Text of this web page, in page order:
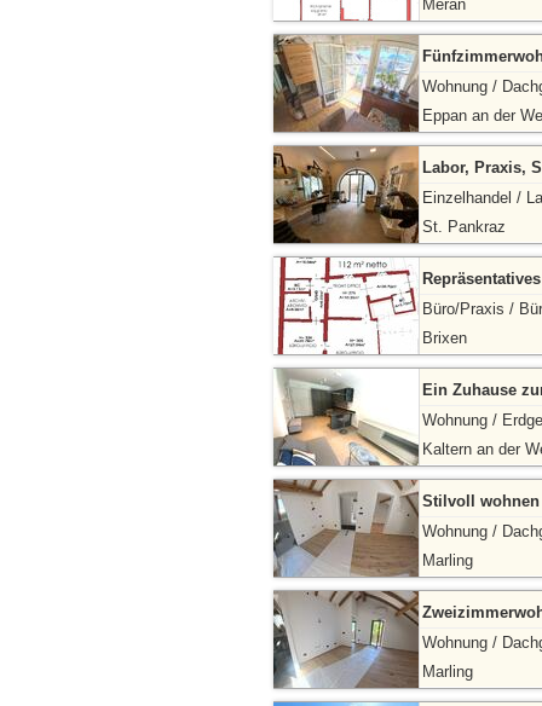
Meran
Wohnung /
Eppan an der
Labor, Praxis,
Einzelhandel /
St. Pankraz
Büro/Praxis /
Brixen
Ein Zuhause
Wohnung /
Kaltern an der
Stilvoll wohnen
Wohnung /
Marling
Wohnung /
Marling